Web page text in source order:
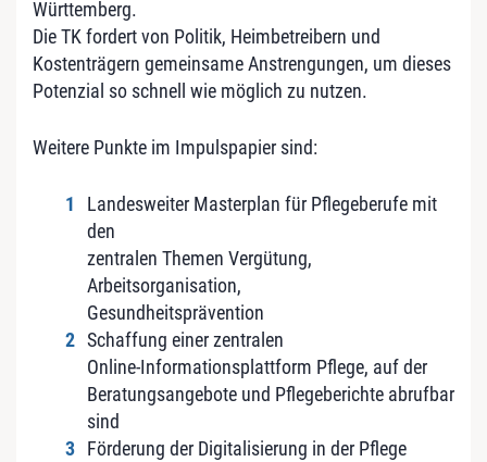
Württemberg.
Die TK fordert von Politik, Heimbetreibern und
Kostenträgern gemeinsame Anstrengungen, um dieses
Potenzial so schnell wie möglich zu nutzen.
Weitere Punkte im Impulspapier sind:
Landesweiter Masterplan für Pflegeberufe mit
den
zentralen Themen Vergütung,
Arbeitsorganisation,
Gesundheitsprävention
Schaffung einer zentralen
Online-Informationsplattform Pflege, auf der
Beratungsangebote und Pflegeberichte abrufbar
sind
Förderung der Digitalisierung in der Pflege